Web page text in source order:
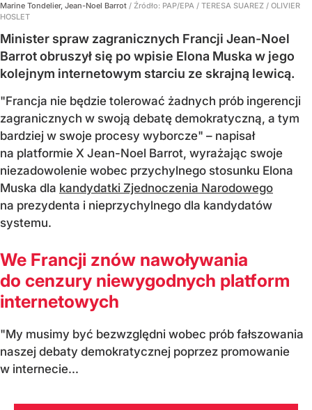
Marine Tondelier, Jean-Noel Barrot / Źródło: PAP/EPA / TERESA SUAREZ / OLIVIER
HOSLET
Minister spraw zagranicznych Francji Jean-Noel
Barrot obruszył się po wpisie Elona Muska w jego
kolejnym internetowym starciu ze skrajną lewicą.
"Francja nie będzie tolerować żadnych prób ingerencji
zagranicznych w swoją debatę demokratyczną, a tym
bardziej w swoje procesy wyborcze" – napisał
na platformie X Jean-Noel Barrot, wyrażając swoje
niezadowolenie wobec przychylnego stosunku Elona
Muska dla kandydatki Zjednoczenia Narodowego
na prezydenta i nieprzychylnego dla kandydatów
systemu.
We Francji znów nawoływania
do cenzury niewygodnych platform
internetowych
"My musimy być bezwzględni wobec prób fałszowania
naszej debaty demokratycznej poprzez promowanie
w internecie...